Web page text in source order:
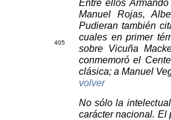
405
Entre ellos
Manuel Rojas,
Pudieran también
cuales en primer
sobre Vicuña
conmemoró el
clásica; a Manuel
volver
No sólo la
carácter nacional. El